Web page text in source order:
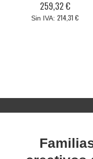
259,32 €
214,31 €